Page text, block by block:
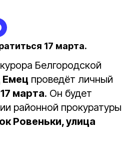
17 марта.
Белгородской
проведёт личный
17 марта. Он будет
районной прокуратуры
Ровеньки, улица